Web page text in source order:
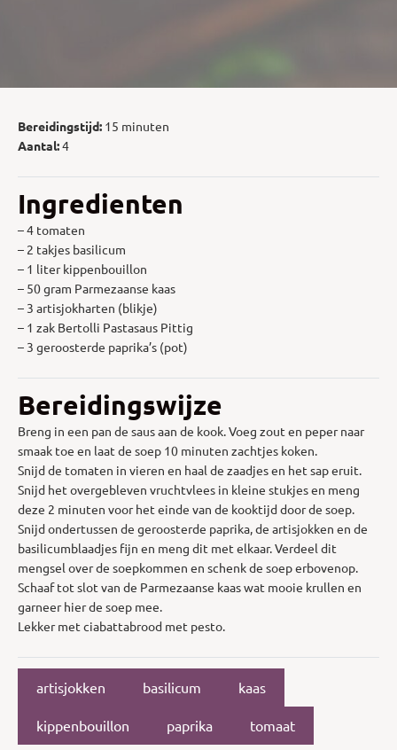
Bereidingstijd: 15 minuten
Aantal:4
Ingredienten
– 4 tomaten
– 2 takjes basilicum
– 1 liter kippenbouillon
– 50 gram Parmezaanse kaas
– 3 artisjokharten (blikje)
– 1 zak Bertolli Pastasaus Pittig
– 3 geroosterde paprika’s (pot)
Bereidingswijze
Breng in een pan de saus aan de kook. Voeg zout en peper naar
smaak toe en laat de soep 10 minuten zachtjes koken.
Snijd de tomaten in vieren en haal de zaadjes en het sap eruit.
Snijd het overgebleven vruchtvlees in kleine stukjes en meng
deze 2 minuten voor het einde van de kooktijd door de soep.
Snijd ondertussen de geroosterde paprika, de artisjokken en de
basilicumblaadjes fijn en meng dit met elkaar. Verdeel dit
mengsel over de soepkommen en schenk de soep erbovenop.
Schaaf tot slot van de Parmezaanse kaas wat mooie krullen en
garneer hier de soep mee.
Lekker met ciabattabrood met pesto.
artisjokken basilicum kaas
kippenbouillon paprika tomaat